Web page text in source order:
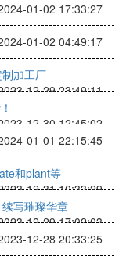
01-02 17:33:27
01-02 04:49:17
加工厂
12-29 23:49:11
12-30 12:45:02
01-01 22:15:45
和plant等
12-31 10:33:29
写璀璨华章
12-29 17:02:03
12-28 20:33:25